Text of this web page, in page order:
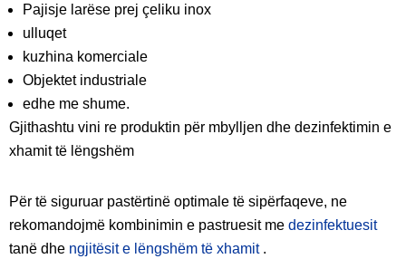
Pajisje larëse prej çeliku inox
ulluqet
kuzhina komerciale
Objektet industriale
edhe me shume.
Gjithashtu vini re produktin për mbylljen dhe dezinfektimin e
xhamit të lëngshëm
Për të siguruar pastërtinë optimale të sipërfaqeve, ne
rekomandojmë kombinimin e pastruesit me dezinfektuesit
tanë dhe ngjitësit e lëngshëm të xhamit.